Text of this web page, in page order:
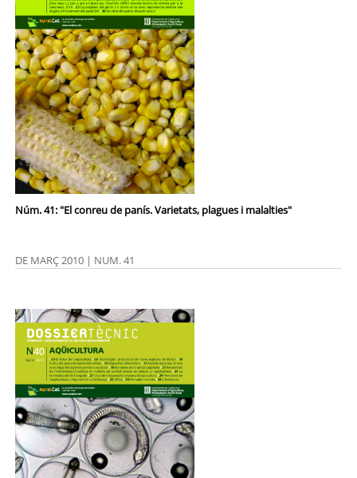
Núm. 41: "El conreu de panís. Varietats, plagues i malalties"
DE MARÇ 2010 | NUM. 41